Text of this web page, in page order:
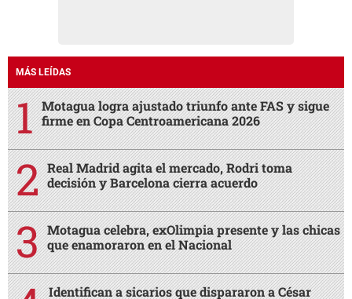
MÁS LEÍDAS
Motagua logra ajustado triunfo ante FAS y sigue
firme en Copa Centroamericana 2026
Real Madrid agita el mercado, Rodri toma
decisión y Barcelona cierra acuerdo
Motagua celebra, exOlimpia presente y las chicas
que enamoraron en el Nacional
Identifican a sicarios que dispararon a César